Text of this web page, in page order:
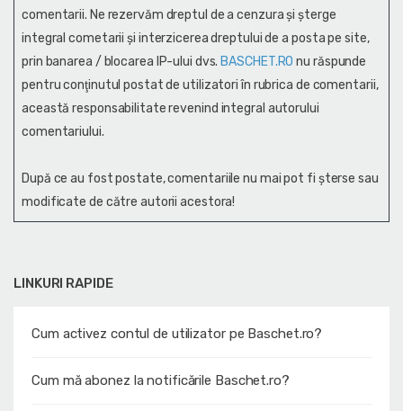
LINKURI RAPIDE
Cum activez contul de utilizator pe Baschet.ro?
Cum mă abonez la notificările Baschet.ro?
comentarii. Ne rezervăm dreptul de a cenzura și şterge
integral cometarii și interzicerea dreptului de a posta pe site,
prin banarea / blocarea IP-ului dvs. BASCHET.RO nu răspunde
pentru conţinutul postat de utilizatori în rubrica de comentarii,
această responsabilitate revenind integral autorului
comentariului.
După ce au fost postate, comentariile nu mai pot fi șterse sau
modificate de către autorii acestora!